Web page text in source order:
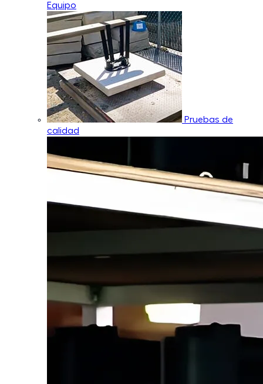
Equipo
Pruebas de
calidad